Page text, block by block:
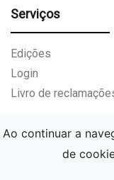
Serviços
Edições
Login
Livro de
Gazeta Paços de
Ao continuar a
de